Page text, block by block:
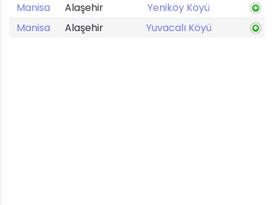
Manisa
Alaşehir
Yeniköy Köyü
Manisa
Alaşehir Yuvacalı Köyü